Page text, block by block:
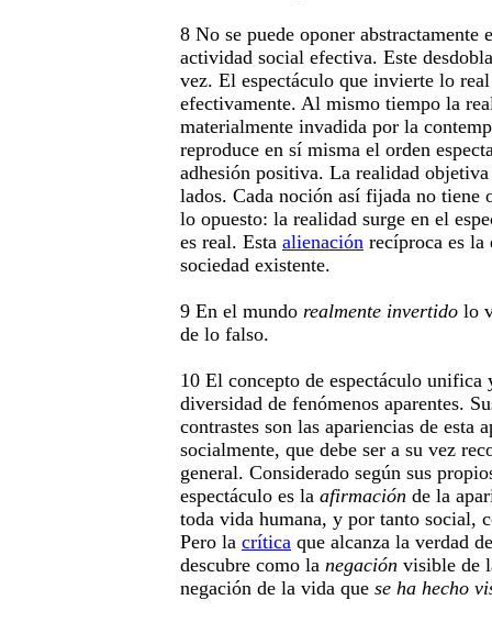
8 No se puede oponer abstractamente
actividad social efectiva. Este
vez. El espectáculo que invierte lo
efectivamente. Al mismo tiempo la
materialmente invadida por la
reproduce en sí misma el orden
adhesión positiva. La realidad objetiva
lados. Cada noción así fijada no tiene
lo opuesto: la realidad surge en el
es real. Esta alienación recíproca es la
sociedad existente.
9 En el mundo realmente invertido lo
de lo falso.
10 El concepto de espectáculo unifica
diversidad de fenómenos aparentes.
contrastes son las apariencias de esta
socialmente, que debe ser a su vez
general. Considerado según sus
espectáculo es la afirmación de la
toda vida humana, y por tanto social,
Pero la crítica que alcanza la verdad
descubre como la negación visible de
negación de la vida que se ha hecho